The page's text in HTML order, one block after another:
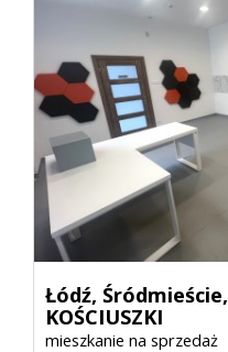
Łódź, Śródmieście,
KOŚCIUSZKI
mieszkanie na sprzedaż